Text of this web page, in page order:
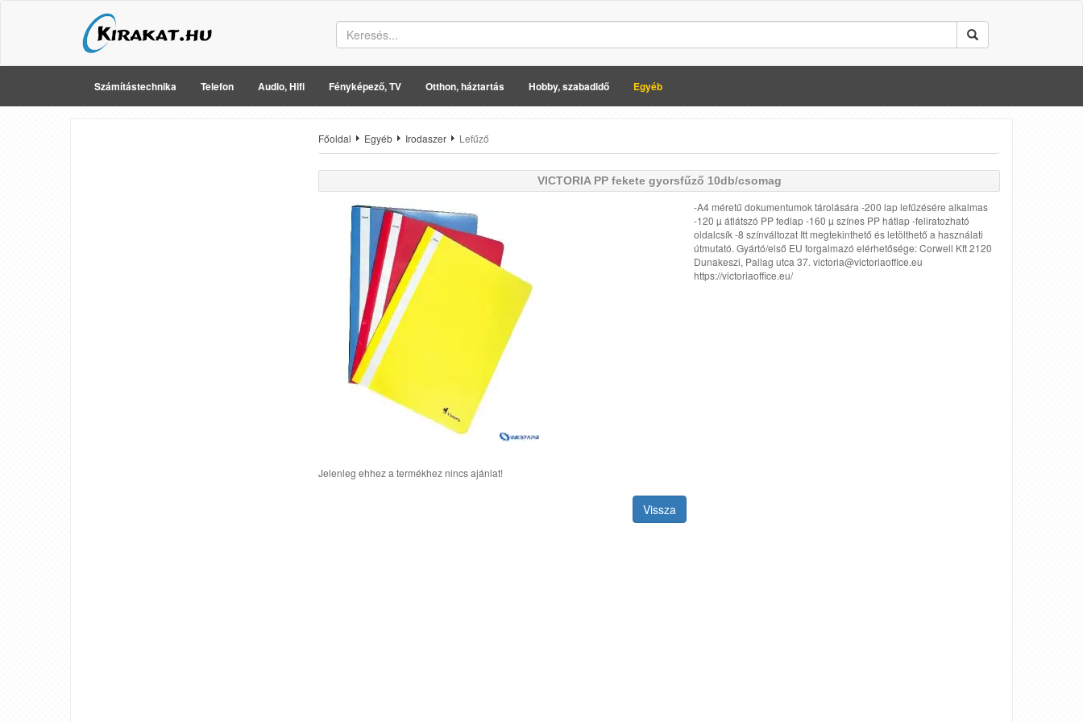
Számítástechnika Telefon Audio, Hifi Fényképező, TV Otthon, háztartás Hobby, szabadidő Egyéb
Főoldal Egyéb Irodaszer Lefűző
VICTORIA PP fekete gyorsfűző 10db/csomag
-A4 méretű dokumentumok tárolására -200 lap lefűzésére alkalmas
-120 µ átlátszó PP fedlap -160 µ színes PP hátlap -feliratozható
oldalcsík -8 színváltozat Itt megtekinthető és letölthető a használati
útmutató. Gyártó/első EU forgalmazó elérhetősége: Corwell Kft 2120
Dunakeszi, Pallag utca 37. victoria@victoriaoffice.eu
https://victoriaoffice.eu/
Jelenleg ehhez a termékhez nincs ajánlat!
Vissza